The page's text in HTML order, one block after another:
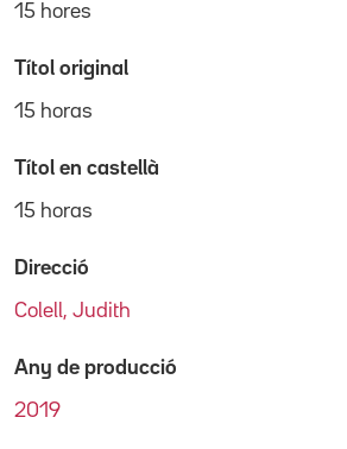
15 hores
Títol original
15 horas
Títol en castellà
15 horas
Direcció
Colell, Judith
Any de producció
2019